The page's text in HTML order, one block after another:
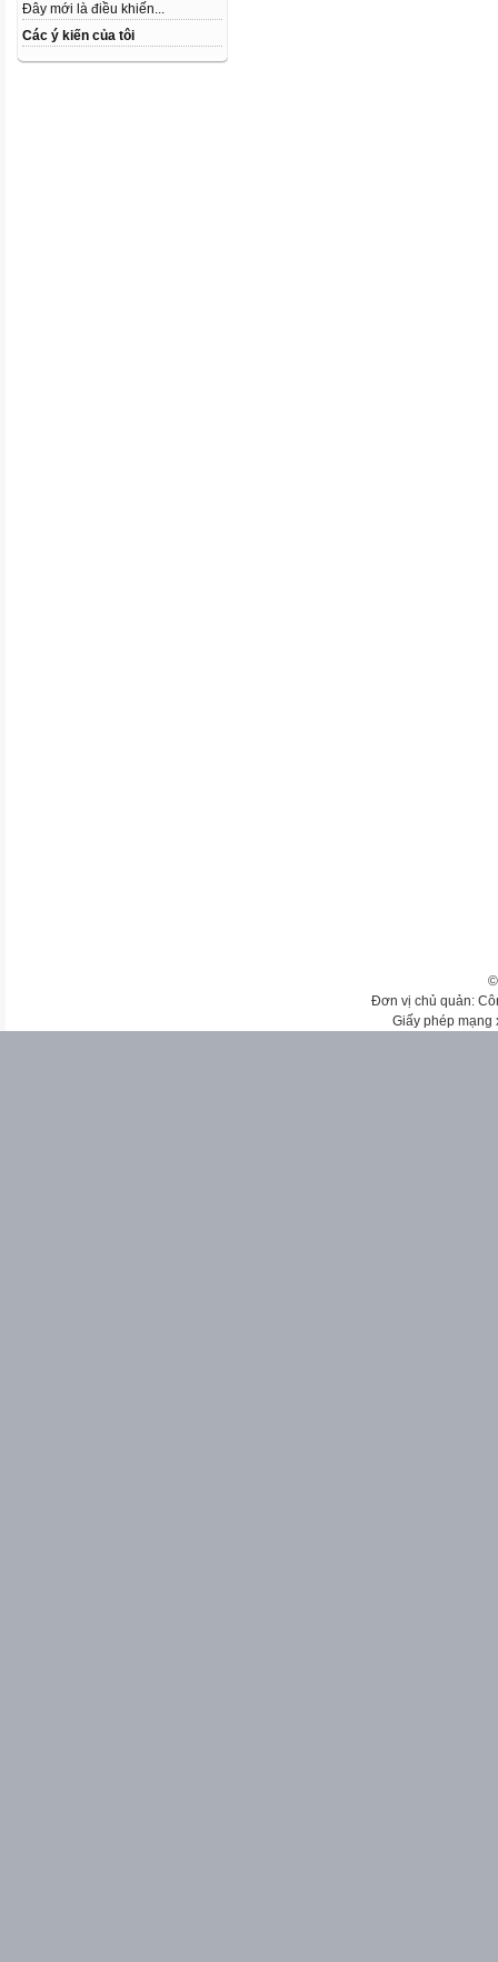
Đây mới là điều khiến...
Các ý kiến của tôi
Đơn vị chủ quản:
Giấy phép mạng